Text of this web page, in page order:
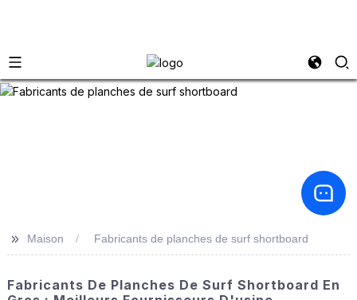
>> Maison Fabricants de planches de surf shortboard
Fabricants De Planches De Surf Shortboard En